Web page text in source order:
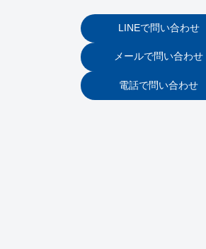
LINEで問い合わせ
メールで問い合わせ
電話で問い合わせ